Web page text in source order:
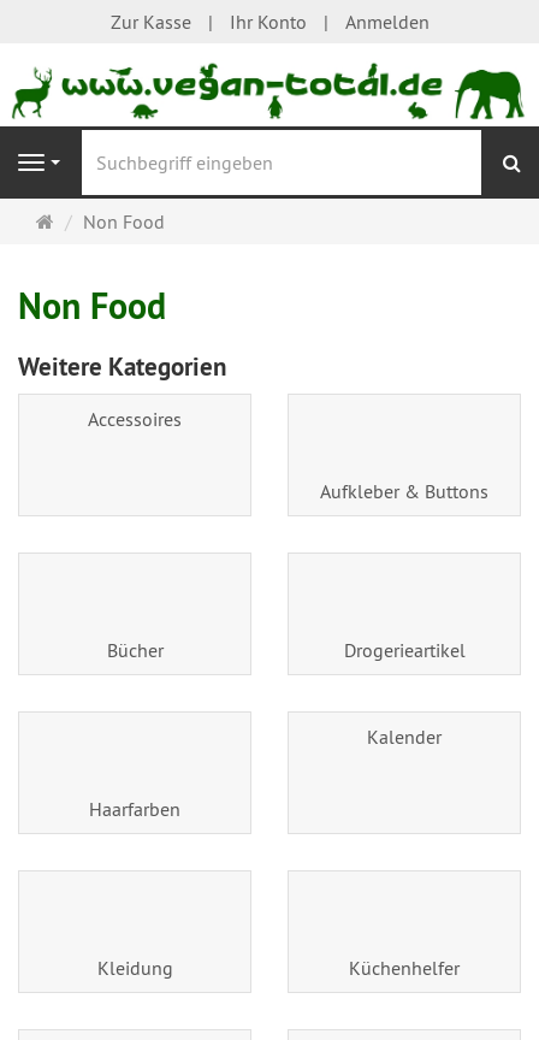
Zur Kasse Ihr Konto Anmelden
Navigation
Startseite
Non Food
Non Food
Weitere Kategorien
Accessoires
Aufkleber & Buttons
Bücher Drogerieartikel
Haarfarben
Kalender
Kleidung Küchenhelfer